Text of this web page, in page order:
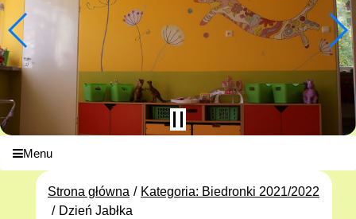
Menu
Strona główna
Kategoria: Biedronki 2021/2022
Dzień Jabłka